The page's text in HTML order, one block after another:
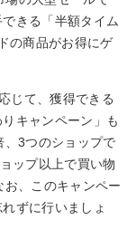
きる「半額タイム
の商品がお得にゲ
じて、獲得できる
キャンペーン」も
、3つのショップで
ップ以上で買い物
、このキャンペー
ずに行いましょ